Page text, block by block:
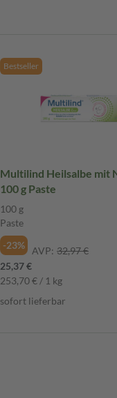
Bestseller
Multilind Heilsalbe mit
100 g Paste
100 g
Paste
-23%
AVP: 32,97 €
25,37 €
253,70 € / 1 kg
sofort lieferbar